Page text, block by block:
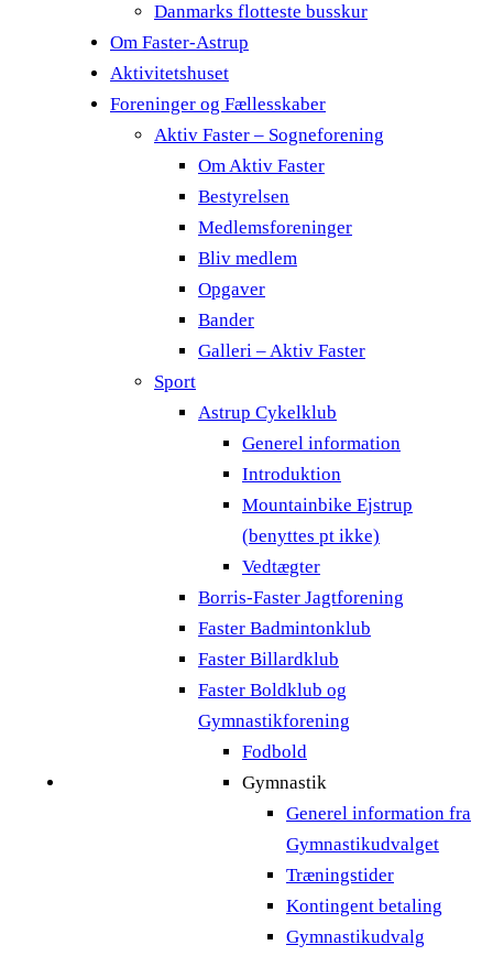
Danmarks flotteste busskur
Om Faster-Astrup
Aktivitetshuset
Foreninger og Fællesskaber
Aktiv Faster – Sogneforening
Om Aktiv Faster
Bestyrelsen
Medlemsforeninger
Bliv medlem
Opgaver
Bander
Galleri – Aktiv Faster
Sport
Astrup Cykelklub
Generel information
Introduktion
Mountainbike Ejstrup
(benyttes pt ikke)
Vedtægter
Borris-Faster Jagtforening
Faster Badmintonklub
Faster Billardklub
Faster Boldklub og
Gymnastikforening
Fodbold
Gymnastik
Generel information fra
Gymnastikudvalget
Træningstider
Kontingent betaling
Gymnastikudvalg